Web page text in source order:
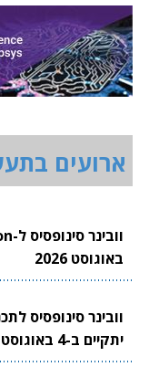
ארועים
באוגוסט 2026
יתקיים ב-4 באוגוסט 2026